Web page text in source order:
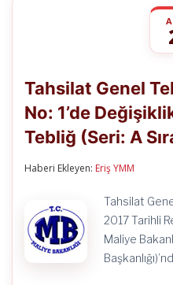
Seri:
A
No:
(Seri:
A
Sıra
No:
Tahsilat Genel
No: 1’de
Tebliğ (Seri: A
Haberi Ekleyen: Eriş YMM
Tahsilat
2017 Tarihli
Maliye